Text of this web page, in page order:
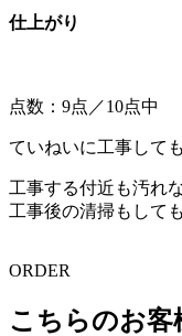
仕上がり
点数：9点／10点中
ていねいに工事して
工事する付近も汚れ
工事後の清掃もして
ORDER
こちらのお客